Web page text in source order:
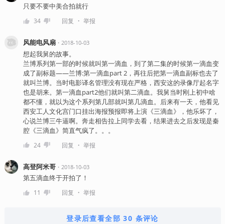
只要不要中美合拍就行
34 回复 ・ 举报
风能电风扇・ 2018-10-03
想起我舅的故事。
兰博系列第一部的时候就叫第一滴血，到了第二集的时候第一滴血变
成了副标题——兰博:第一滴血part 2，再往后把第一滴血副标也去了
就叫兰博。当时电影译名管理没有现在严格，西安这的录像厅起名字
也是胡来。第一滴血part2他们就叫第二滴血。我舅当时刚上初中啥
都不懂，就以为这个系列第几部就叫第几滴血。后来有一天，他看见
西安工人文化宫门口挂出海报预报即将上演《三滴血》，他乐坏了，
心说兰博三牛逼啊。奔走相告拉上同学去看，结果进去之后发现是秦
腔《三滴血》简直气疯了。。。
24 回复 ・ 举报
高登阿米哥・ 2018-10-03
第五滴血终于开拍了！
11 回复 ・ 举报
登录后查看全部 30 条评论